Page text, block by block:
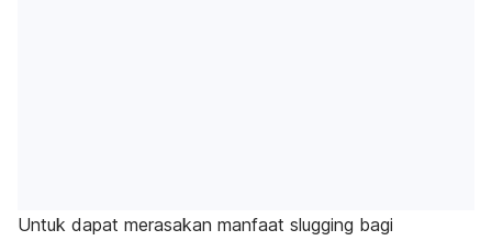
Untuk dapat merasakan manfaat slugging bagi